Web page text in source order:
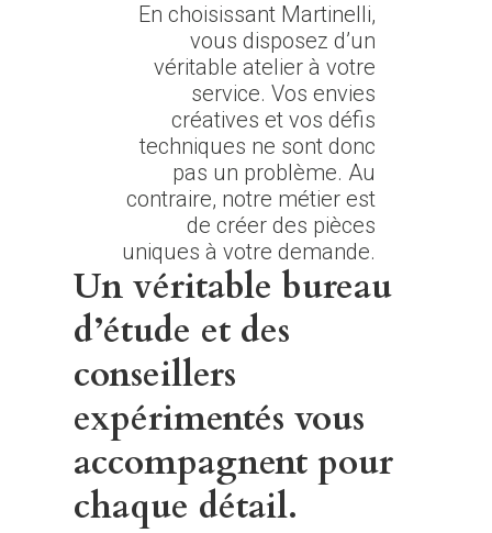
En choisissant Martinelli,
vous disposez d’un
véritable atelier à votre
service. Vos envies
créatives et vos défis
techniques ne sont donc
pas un problème. Au
contraire, notre métier est
de créer des pièces
uniques à votre demande.
Un véritable bureau
d’étude et des
conseillers
expérimentés vous
accompagnent pour
chaque détail.